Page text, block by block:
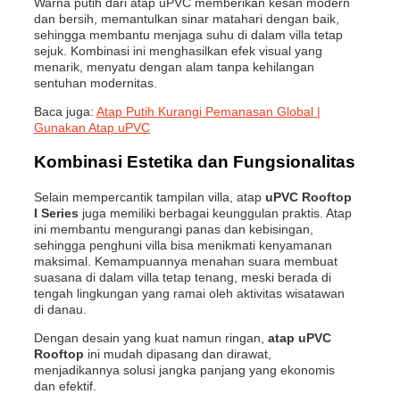
dan bersih, memantulkan sinar matahari dengan baik,
sehingga membantu menjaga suhu di dalam villa tetap
sejuk. Kombinasi ini menghasilkan efek visual yang
menarik, menyatu dengan alam tanpa kehilangan
sentuhan modernitas.
Baca juga: Atap Putih Kurangi Pemanasan Global |
Gunakan Atap uPVC
Kombinasi Estetika dan Fungsionalitas
Selain mempercantik tampilan villa, atap uPVC Rooftop
I Series juga memiliki berbagai keunggulan praktis. Atap
ini membantu mengurangi panas dan kebisingan,
sehingga penghuni villa bisa menikmati kenyamanan
maksimal. Kemampuannya menahan suara membuat
suasana di dalam villa tetap tenang, meski berada di
tengah lingkungan yang ramai oleh aktivitas wisatawan
di danau.
Dengan desain yang kuat namun ringan, atap uPVC
Rooftop ini mudah dipasang dan dirawat,
menjadikannya solusi jangka panjang yang ekonomis
dan efektif.